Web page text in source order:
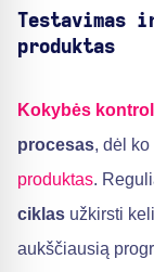
Testavimas
produktas
Kokybės
procesas, dėl
produktas.
ciklas užkirsti
aukščiausią